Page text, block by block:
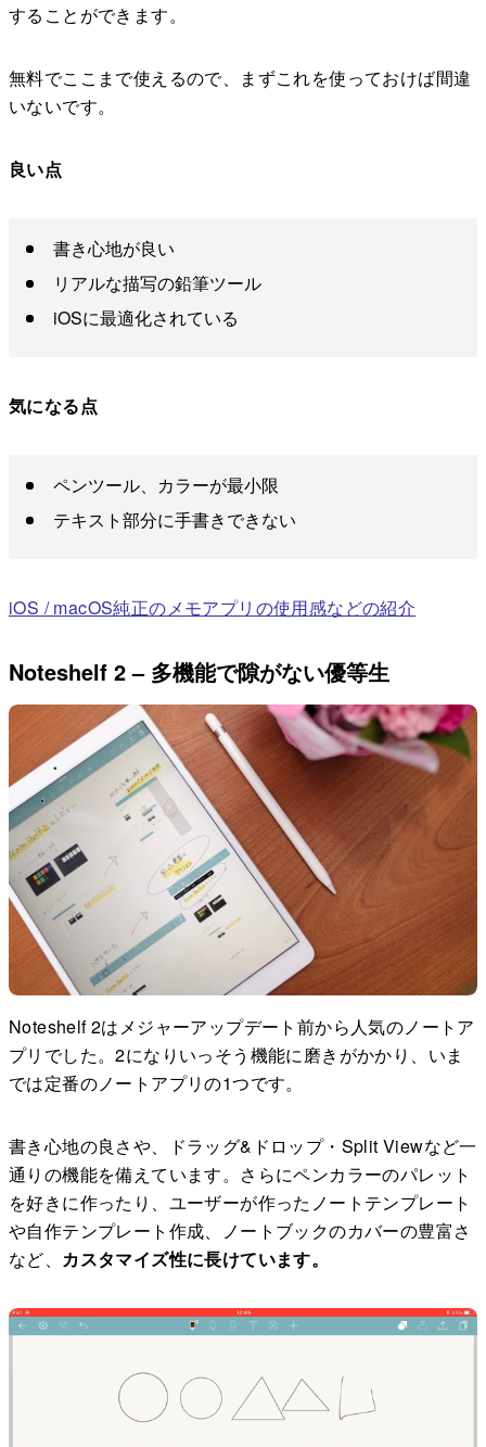
することができます。
無料でここまで使えるので、まずこれを使っておけば間違
いないです。
良い点
書き心地が良い
リアルな描写の鉛筆ツール
iOSに最適化されている
気になる点
ペンツール、カラーが最小限
テキスト部分に手書きできない
iOS / macOS純正のメモアプリの使用感などの紹介
Noteshelf 2 – 多機能で隙がない優等生
Noteshelf 2はメジャーアップデート前から人気のノートア
プリでした。2になりいっそう機能に磨きがかかり、いま
では定番のノートアプリの1つです。
書き心地の良さや、ドラッグ&ドロップ・Split Viewなど一
通りの機能を備えています。さらにペンカラーのパレット
を好きに作ったり、ユーザーが作ったノートテンプレート
や自作テンプレート作成、ノートブックのカバーの豊富さ
など、 カスタマイズ性に長けています。